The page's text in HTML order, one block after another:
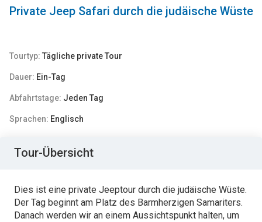
Private Jeep Safari durch die judäische Wüste
Tourtyp: Tägliche private Tour
Dauer: Ein-Tag
Abfahrtstage: Jeden Tag
Sprachen: Englisch
Tour-Übersicht
Dies ist eine private Jeeptour durch die judäische Wüste.
Der Tag beginnt am Platz des Barmherzigen Samariters.
Danach werden wir an einem Aussichtspunkt halten, um